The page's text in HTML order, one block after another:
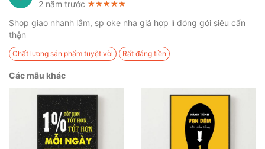
2 năm trước ★★★★★
★★★★★
★★★★★
Shop giao nhanh lắm, sp oke nha giá hợp lí đóng gói siêu cẩn
thận
Chất lượng sản phẩm tuyệt vời Rất đáng tiền
Các mẫu khác